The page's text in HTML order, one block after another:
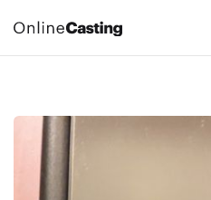
CASTINGS & JOBS